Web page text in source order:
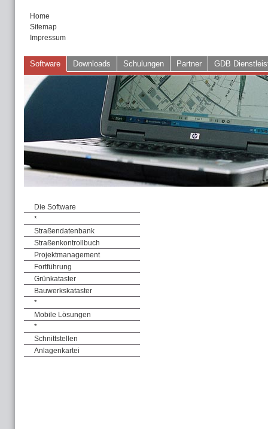
Home
Sitemap
Impressum
Software Downloads Schulungen Partner GDB
Die Software
*
Straßendatenbank
Straßenkontrollbuch
Projektmanagement
Fortführung
Grünkataster
Bauwerkskataster
*
Mobile Lösungen
*
Schnittstellen
Anlagenkartei